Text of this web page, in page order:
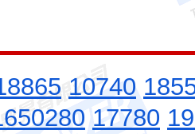
10740
17780